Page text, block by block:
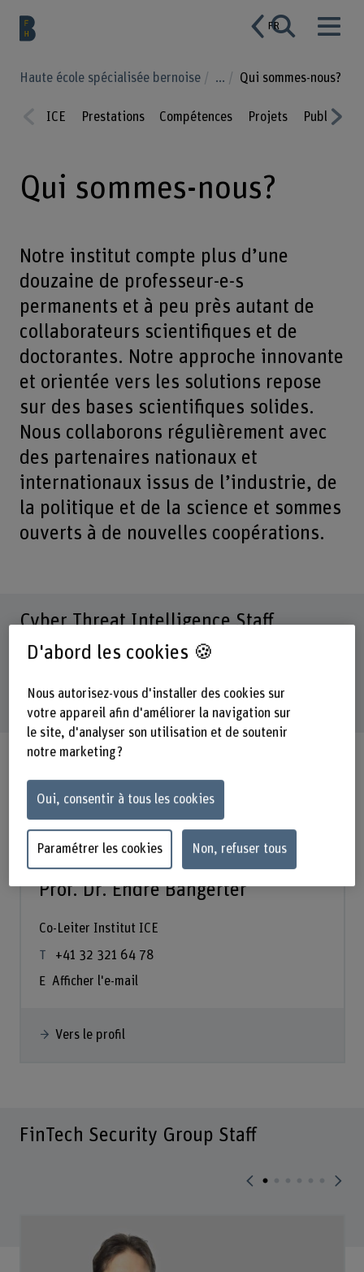
FR
Haute école spécialisée bernoise ... Qui sommes-nous?
ious
ICE Prestations Compétences Projets
Qui sommes-nous?
Notre institut compte plus d’une
douzaine de professeur-e-s
permanents et à peu près autant de
collaborateurs scientifiques et de
doctorantes. Notre approche innovante
et orientée vers les solutions repose
sur des bases scientifiques solides.
Nous collaborons régulièrement avec
des partenaires nationaux et
internationaux issus de l’industrie, de
la politique et de la science et sommes
ouverts à de nouvelles coopérations.
Cyber Threat Intelligence Staff
Prof. Dr. Endre Bangerter
Co-Leiter Institut ICE
+41 32 321 64 78
Afficher l'e-mail
Vers le profil
FinTech Security Group Staff
D'abord les cookies 🍪
Nous autorisez-vous d'installer des cookies sur
votre appareil afin d'améliorer la navigation sur
le site, d'analyser son utilisation et de soutenir
notre marketing ?
Oui, consentir à tous les cookies
Paramétrer les cookies Non, refuser tous